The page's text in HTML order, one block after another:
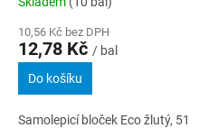
10,56 Kč bez DPH
12,78 Kč / bal
Do košíku
Samolepicí bloček Eco žlutý, 51